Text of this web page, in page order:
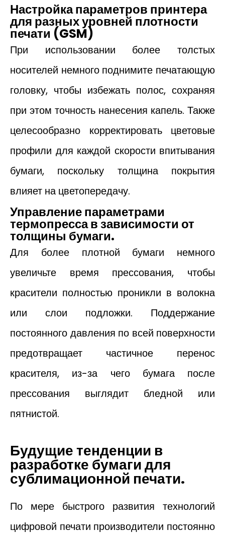
Настройка параметров принтера
для разных уровней плотности
печати (GSM)
При использовании более толстых
носителей немного поднимите печатающую
головку, чтобы избежать полос, сохраняя
при этом точность нанесения капель. Также
целесообразно корректировать цветовые
профили для каждой скорости впитывания
бумаги, поскольку толщина покрытия
влияет на цветопередачу.
Управление параметрами
термопресса в зависимости от
толщины бумаги.
Для более плотной бумаги немного
увеличьте время прессования, чтобы
красители полностью проникли в волокна
или слои подложки. Поддержание
постоянного давления по всей поверхности
предотвращает частичное перенос
красителя, из-за чего бумага после
прессования выглядит бледной или
пятнистой.
Будущие тенденции в
разработке бумаги для
сублимационной печати.
По мере быстрого развития технологий
цифровой печати производители постоянно